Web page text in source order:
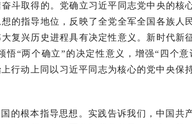
斗取得的。党确立习近平同志党中央的核
的指导地位，反映了全党全军全国各族人
复兴历史进程具有决定性意义。新时代新
“两个确立”的决定性意义，增强“四个意
行动上同以习近平同志为核心的党中央保
的根本指导思想。实践告诉我们，中国共